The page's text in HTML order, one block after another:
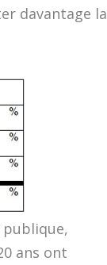
davantage la
publique,
ans ont